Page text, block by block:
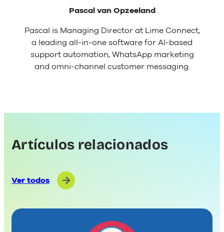
Pascal van Opzeeland
Pascal is Managing Director at Lime Connect,
a leading all-in-one software for AI-based
support automation, WhatsApp marketing
and omni-channel customer messaging.
Artículos relacionados
Ver todos